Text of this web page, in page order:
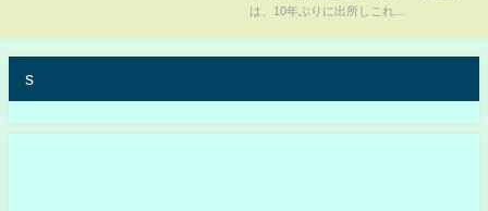
は、10年ぶりに出所しこれ...
s